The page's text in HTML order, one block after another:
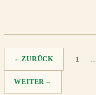
←ZURÜCK 1
WEITER→